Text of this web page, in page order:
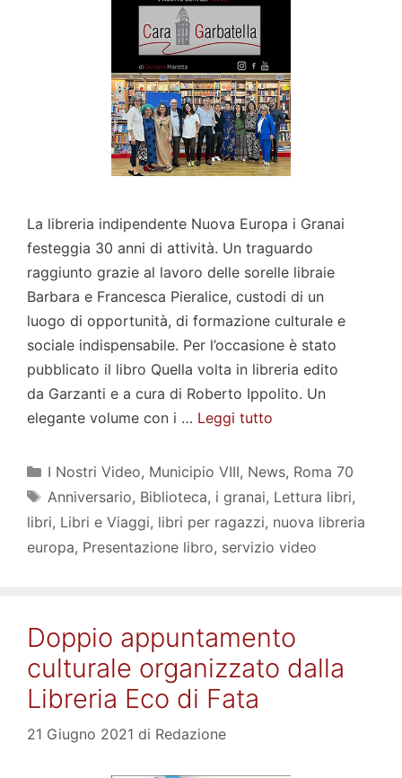
La libreria indipendente Nuova Europa i Granai
festeggia 30 anni di attività. Un traguardo
raggiunto grazie al lavoro delle sorelle libraie
Barbara e Francesca Pieralice, custodi di un
luogo di opportunità, di formazione culturale e
sociale indispensabile. Per l’occasione è stato
pubblicato il libro Quella volta in libreria edito
da Garzanti e a cura di Roberto Ippolito. Un
elegante volume con i … Leggi tutto
Categorie
I Nostri Video, Municipio VIII, News, Roma 70
Tag
Anniversario, Biblioteca, i granai, Lettura libri,
libri, Libri e Viaggi, libri per ragazzi, nuova libreria
europa, Presentazione libro, servizio video
Doppio appuntamento
culturale organizzato dalla
Libreria Eco di Fata
21 Giugno 2021 di Redazione